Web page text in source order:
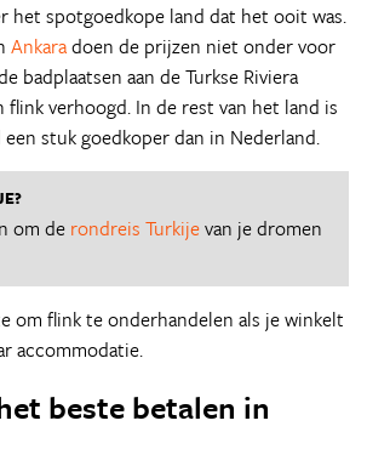
het spotgoedkope land dat het ooit was.
Ankaradoen de prijzen niet onder voor
badplaatsen aan de Turkse Riviera
verhoogd. In de rest van het land is
stuk goedkoper dan in Nederland.
om de rondreis Turkijevan je dromen
om flink te onderhandelen als je winkelt
accommodatie.
beste betalen in